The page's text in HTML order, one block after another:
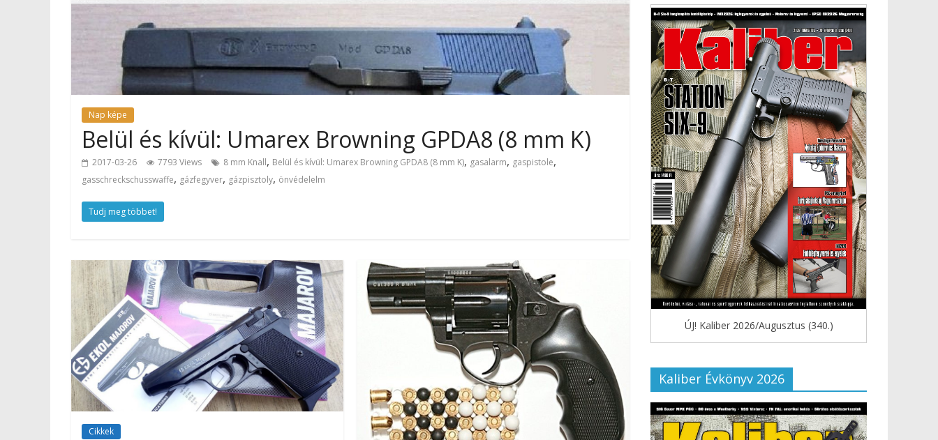
Nap képe
Belül és kívül: Umarex Browning GPDA8 (8 mm K)
2017-03-26 7793 Views 8 mm Knall, Belül és kívül: Umarex Browning GPDA8 (8 mm K), gasalarm, gaspistole,
gasschreckschusswaffe, gázfegyver, gázpisztoly, önvédelelm
Tudj meg többet!
Cikkek
ÚJ! Kaliber 2026/Augusztus (340.)
Kaliber Évkönyv 2026